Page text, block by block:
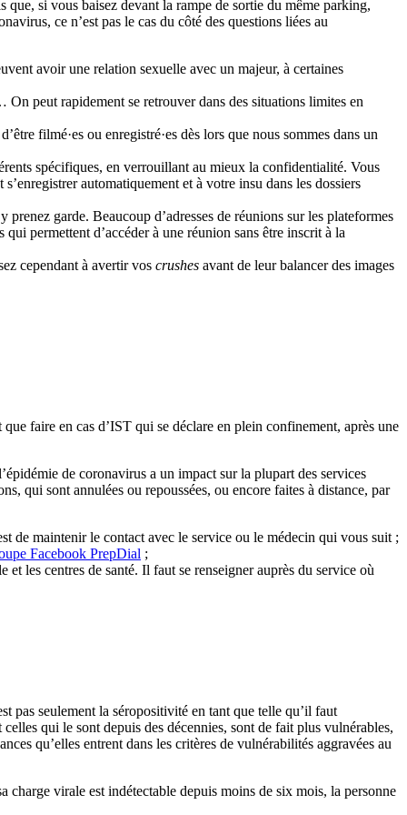
si vous baisez devant la rampe de sortie du même parking,
ce n’est pas le cas du côté des questions liées au
avoir une relation sexuelle avec un majeur, à certaines
On peut rapidement se retrouver dans des situations limites en
filmé·es ou enregistré·es dès lors que nous sommes dans un
spécifiques, en verrouillant au mieux la confidentialité. Vous
automatiquement et à votre insu dans les dossiers
garde. Beaucoup d’adresses de réunions sur les plateformes
permettent d’accéder à une réunion sans être inscrit à la
cependant à avertir vos crushes avant de leur balancer des images
faire en cas d’IST qui se déclare en plein confinement, après une
de coronavirus a un impact sur la plupart des services
qui sont annulées ou repoussées, ou encore faites à distance, par
de maintenir le contact avec le service ou le médecin qui vous suit ;
Facebook PrepDial ;
les centres de santé. Il faut se renseigner auprès du service où
pas seulement la séropositivité en tant que telle qu’il faut
qui le sont depuis des décennies, sont de fait plus vulnérables,
qu’elles entrent dans les critères de vulnérabilités aggravées au
charge virale est indétectable depuis moins de six mois, la personne